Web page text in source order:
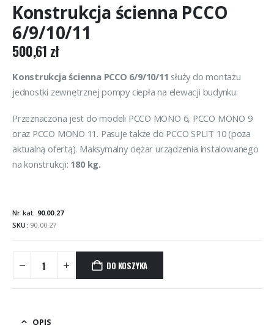
Konstrukcja ścienna PCCO
6/9/10/11
500,61 zł
Konstrukcja ścienna PCCO 6/9/10/11 służy do montażu
jednostki zewnętrznej pompy ciepła na elewacji budynku.
Przeznaczona jest do modeli PCCO MONO 6, PCCO MONO 9
oraz PCCO MONO 11. Pasuje także do PCCO SPLIT 10 (poza
aktualną ofertą). Maksymalny ciężar urządzenia instalowanego
na konstrukcji: 180 kg.
Nr kat. 90.00.27
SKU: 90.00.27
DO KOSZYKA
OPIS